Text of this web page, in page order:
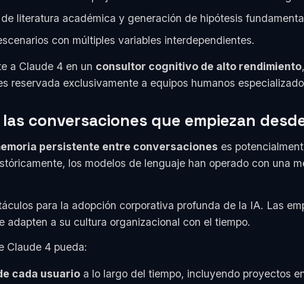
literatura académica y generación de hipótesis
con múltiples variables interdependientes.
a Claude 4 en un consultor cognitivo de alto rendimiento
reservada exclusivamente a equipos humanos
conversaciones que empiezan
persistente entre conversaciones es
los modelos de lenguaje han operado con una
para la adopción corporativa profunda de la IA. Las
a su cultura organizacional con el tiempo.
Claude 4 pueda:
cada usuario a lo largo del tiempo, incluyendo proyectos